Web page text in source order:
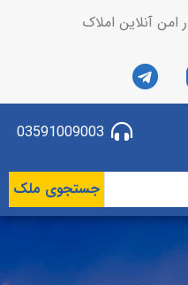
امن آنلاین املاک
03591009003
جستجوی ملک